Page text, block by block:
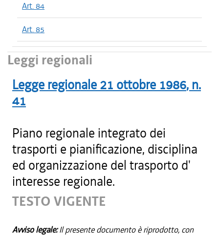
Art. 84
Art. 85
Leggi regionali
Legge regionale 21 ottobre 1986, n.
41
Piano regionale integrato dei
trasporti e pianificazione, disciplina
ed organizzazione del trasporto d'
interesse regionale.
TESTO VIGENTE
Avviso legale:Il presente documento è riprodotto, con